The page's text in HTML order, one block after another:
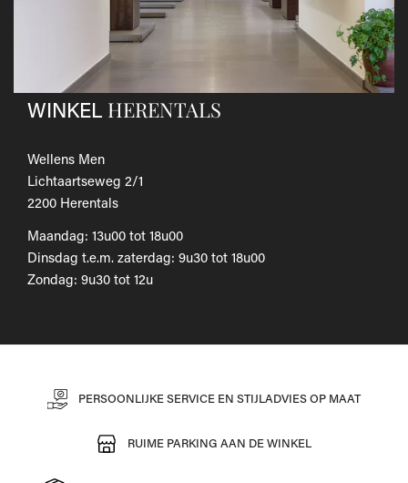
Als je het wilt omruilen voor een ander artikel, dien je een
nieuwe bestelling te plaatsen.
Voor onze uitgebreide beleid betreffende verzenden en
retourneren, raadpleeg onze Veelgestelde vragen
WINKEL HERENTALS
Wellens Men
Lichtaartseweg 2/1
2200 Herentals
Maandag: 13u00 tot 18u00
Dinsdag t.e.m. zaterdag: 9u30 tot 18u00
Zondag: 9u30 tot 12u
PERSOONLIJKE SERVICE EN STIJLADVIES OP MAAT
RUIME PARKING AAN DE WINKEL